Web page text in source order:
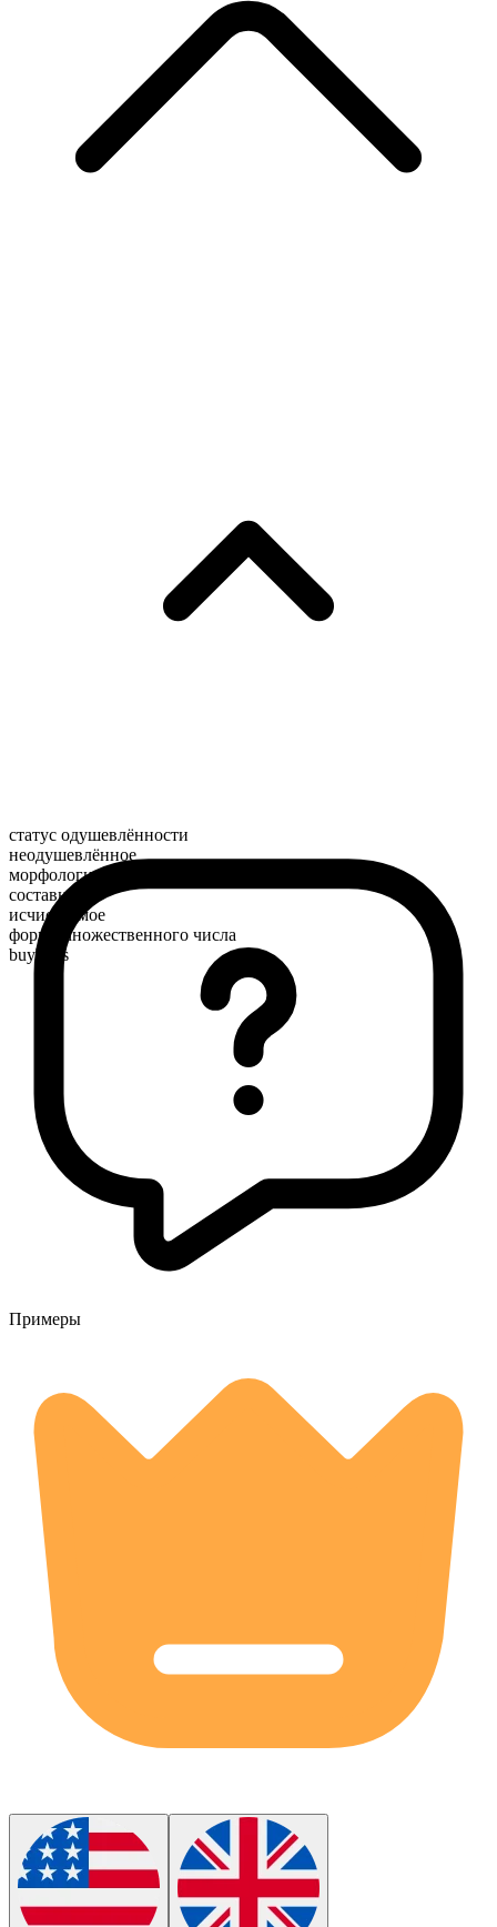
статус одушевлённости
неодушевлённое
морфологический состав
составное
исчисляемое
форма множественного числа
buybulls
Примеры